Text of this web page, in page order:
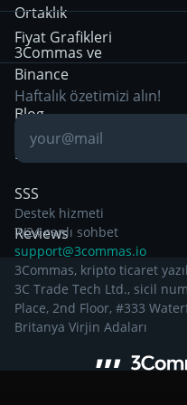
Bybit
Position Trading
Day Trading
Breakout Trading
29 Aralık 2024’ten
itibaren geçerli olan
Gizlilik Bildirimi
Other Legal
Documentation
Ortaklık
3Commas ve
Binance
Blog
Bilgiye dayalı
SSS
Reviews
Fiyat Grafikleri
Haftalık özetimizi alın!
Destek hizmeti
7/24 canlı sohbet
support@3commas.io
3Commas, kripto ticaret
3C Trade Tech Ltd., sicil
Place, 2nd Floor, #333
Britanya Virjin Adaları